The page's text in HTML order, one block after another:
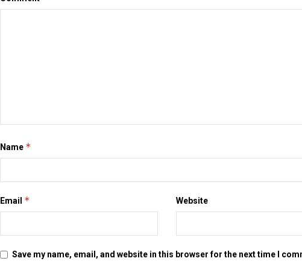
Name *
Email * Website
Save my name, email, and website in this browser for the next time I